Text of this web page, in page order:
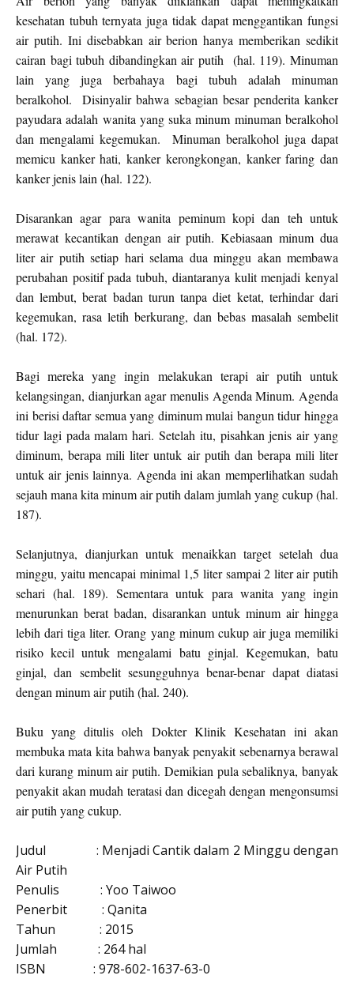
kesehatan tubuh ternyata juga tidak dapat menggantikan fungsi
air putih. Ini disebabkan air berion hanya memberikan sedikit
cairan bagi tubuh dibandingkan air putih (hal. 119). Minuman
lain yang juga berbahaya bagi tubuh adalah minuman
beralkohol.
Disinyalir bahwa sebagian besar penderita kanker
payudara adalah wanita yang suka minum minuman beralkohol
dan mengalami kegemukan.
Minuman beralkohol juga dapat
memicu kanker hati, kanker kerongkongan, kanker faring dan
kanker jenis lain (hal. 122).
Disarankan agar para wanita peminum kopi dan teh untuk
merawat kecantikan dengan air putih. Kebiasaan minum dua
liter air putih setiap hari selama dua minggu akan membawa
perubahan positif pada tubuh, diantaranya kulit menjadi kenyal
dan lembut, berat badan turun tanpa diet ketat, terhindar dari
kegemukan, rasa letih berkurang, dan bebas masalah sembelit
(hal. 172).
Bagi mereka yang ingin melakukan terapi air putih untuk
kelangsingan, dianjurkan agar menulis Agenda Minum. Agenda
ini berisi daftar semua yang diminum mulai bangun tidur hingga
tidur lagi pada malam hari. Setelah itu, pisahkan jenis air yang
diminum, berapa mili liter untuk air putih dan berapa mili liter
untuk air jenis lainnya. Agenda ini akan memperlihatkan sudah
sejauh mana kita minum air putih dalam jumlah yang cukup (hal.
187).
Selanjutnya, dianjurkan untuk menaikkan target setelah dua
minggu, yaitu mencapai minimal 1,5 liter sampai 2 liter air putih
sehari (hal. 189). Sementara untuk para wanita yang ingin
menurunkan berat badan, disarankan untuk minum air hingga
lebih dari tiga liter. Orang yang minum cukup air juga memiliki
risiko kecil untuk mengalami batu ginjal. Kegemukan, batu
ginjal, dan sembelit sesungguhnya benar-benar dapat diatasi
dengan minum air putih (hal. 240).
Buku yang ditulis oleh Dokter Klinik Kesehatan ini akan
membuka mata kita bahwa banyak penyakit sebenarnya berawal
dari kurang minum air putih. Demikian pula sebaliknya, banyak
penyakit akan mudah teratasi dan dicegah dengan mengonsumsi
air putih yang cukup.
Judul
: Menjadi Cantik dalam 2 Minggu dengan
Air Putih
Penulis
: Yoo Taiwoo
Penerbit
: Qanita
Tahun
: 2015
Jumlah
: 264 hal
ISBN
: 978-602-1637-63-0